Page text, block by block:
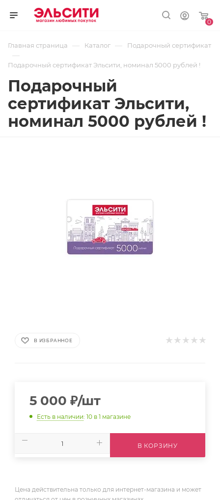
0
Главная страница — Каталог — Подарочный сертификат
—
Подарочный сертификат Эльсити, номинал 5000 рублей !
Подарочный
сертификат Эльсити,
номинал 5000 рублей !
В ИЗБРАННОЕ
5 000 ₽/шт
Есть в наличии: 10 в 1 магазине
В КОРЗИНУ
Цена действительна только для интернет-магазина и может